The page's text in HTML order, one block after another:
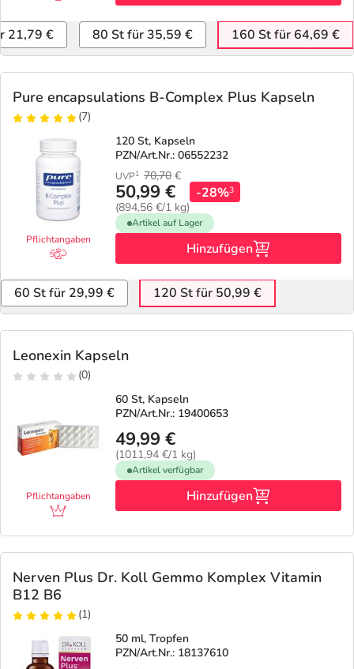
21,79 € 80 St für 35,59 € 160 St für 64,69 €
Pure encapsulations B-Complex Plus Kapseln
(7)
Pflichtangaben
120 St, Kapseln
PZN/Art.Nr.: 06552232
UVP1 70,70 €
50,99 €
(894,56 €/1 kg)
-28%3
Artikel auf Lager
Hinzufügen
60 St für 29,99 € 120 St für 50,99 €
Leonexin Kapseln
(0)
Pflichtangaben
60 St, Kapseln
PZN/Art.Nr.: 19400653
49,99 €
(1011,94 €/1 kg)
Artikel verfügbar
Hinzufügen
Nerven Plus Dr. Koll Gemmo Komplex Vitamin
B12 B6
(1)
50 ml, Tropfen
PZN/Art.Nr.: 18137610